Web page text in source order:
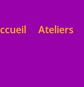
Ateliers